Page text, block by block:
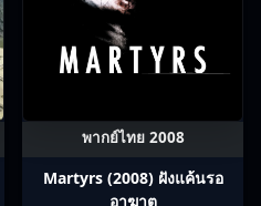
พากย์ไทย 2008
Martyrs (2008) ฝังแค้นรอ
อาฆาต